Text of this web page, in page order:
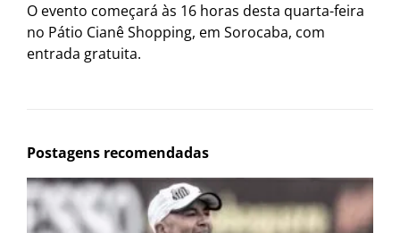
O evento começará às 16 horas desta quarta-feira
no Pátio Cianê Shopping, em Sorocaba, com
entrada gratuita.
Postagens recomendadas